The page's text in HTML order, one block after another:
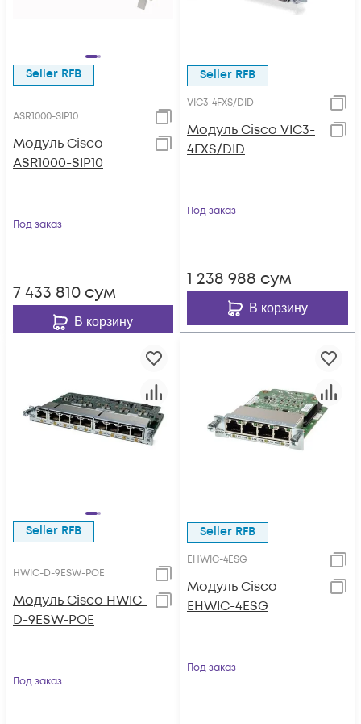
Seller RFB
ASR1000-SIP10
Модуль Cisco
ASR1000-SIP10
Под заказ
7 433 810 сум
В корзину
Seller RFB
VIC3-4FXS/DID
Модуль Cisco VIC3-
4FXS/DID
Под заказ
1 238 988 сум
В корзину
Seller RFB
HWIC-D-9ESW-POE
Модуль Cisco HWIC-
D-9ESW-POE
Под заказ
Seller RFB
EHWIC-4ESG
Модуль Cisco
EHWIC-4ESG
Под заказ